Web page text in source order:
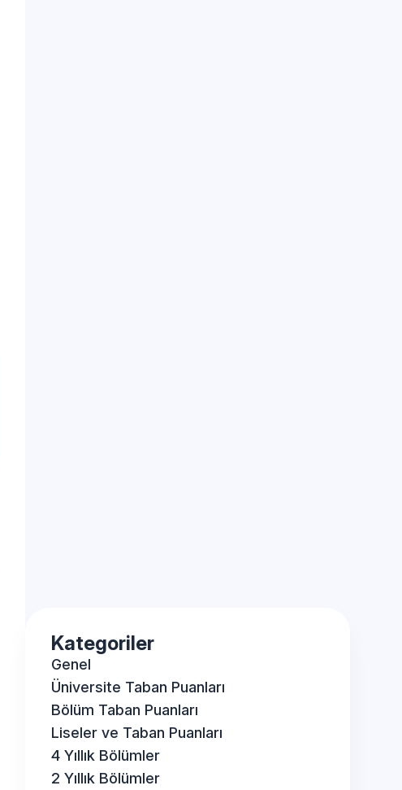
Kategoriler
Genel
Üniversite Taban Puanları
Bölüm Taban Puanları
Liseler ve Taban Puanları
4 Yıllık Bölümler
2 Yıllık Bölümler